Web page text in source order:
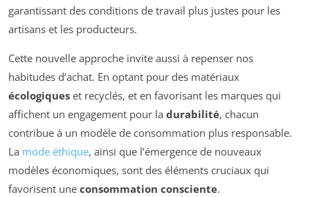
garantissant des conditions de travail plus justes pour les
artisans et les producteurs.
Cette nouvelle approche invite aussi à repenser nos
habitudes d’achat. En optant pour des matériaux
écologiques et recyclés, et en favorisant les marques qui
affichent un engagement pour la durabilité, chacun
contribue à un modèle de consommation plus responsable.
La mode éthique, ainsi que l’émergence de nouveaux
modèles économiques, sont des éléments cruciaux qui
favorisent une consommation consciente.